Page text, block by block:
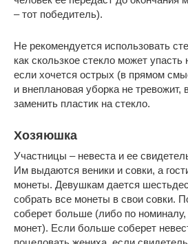
– тот победитель).
Не рекомендуется использовать
как скользкое стекло может
если хочется острых (в прямом
и внеплановая уборка не тревожит,
заменить пластик на стекло.
Хозяюшка
Участницы – невеста и ее
Им выдаются веники и совки, а
монеты. Девушкам дается
собрать все монеты в свои совки.
соберет больше (либо по
монет). Если больше соберет